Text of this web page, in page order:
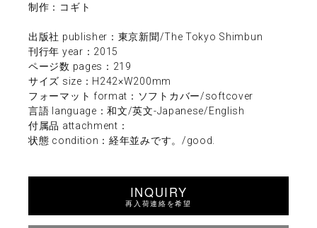
制作：コギト
出版社 publisher：東京新聞/The Tokyo Shimbun
刊行年 year：2015
ページ数 pages：219
サイズ size：H242×W200mm
フォーマット format：ソフトカバー/softcover
言語 language：和文/英文-Japanese/English
付属品 attachment：
状態 condition：経年並みです。/good.
INQUIRY
再入荷連絡を希望